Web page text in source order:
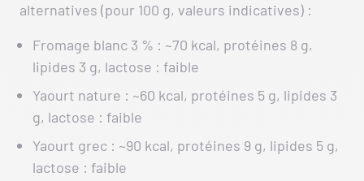
alternatives (pour 100 g, valeurs indicatives) :
Fromage blanc 3 % : ~70 kcal, protéines 8 g,
lipides 3 g, lactose : faible
Yaourt nature : ~60 kcal, protéines 5 g, lipides 3
g, lactose : faible
Yaourt grec : ~90 kcal, protéines 9 g, lipides 5 g,
lactose : faible